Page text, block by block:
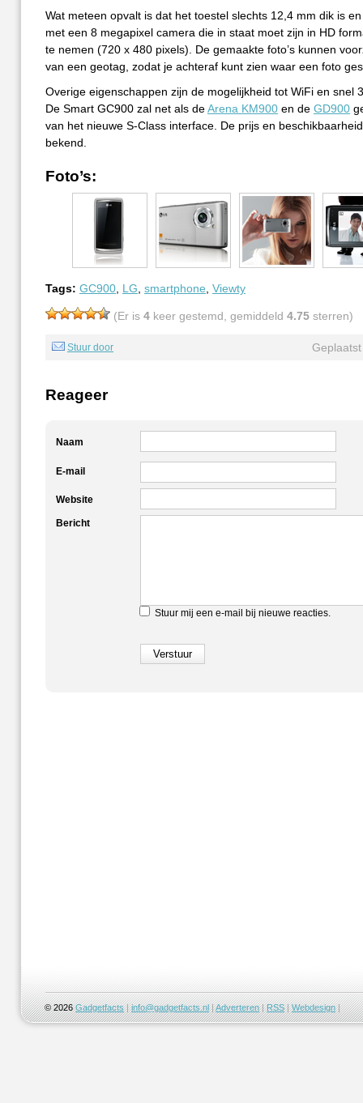
Wat meteen opvalt is dat het toestel slechts 12,4 mm dik is
met een 8 megapixel camera die in staat moet zijn in HD
te nemen (720 x 480 pixels). De gemaakte foto’s kunnen
van een geotag, zodat je achteraf kunt zien waar een foto
Overige eigenschappen zijn de mogelijkheid tot WiFi en snel
De Smart GC900 zal net als deArena KM900 en de GD900
van het nieuwe S-Class interface. De prijs en
bekend.
Foto’s:
Tags: GC900 LG smartphone Viewty
(Er is 4 keer gestemd, gemiddeld 4.75 sterren)
Stuur door
Reageer
Naam
E-mail
Website
Bericht
Stuur mij een e-mail bij nieuwe reacties.
© 2026Gadgetfacts |info@gadgetfacts.nl|Adverteren|RSS|Webdesign|